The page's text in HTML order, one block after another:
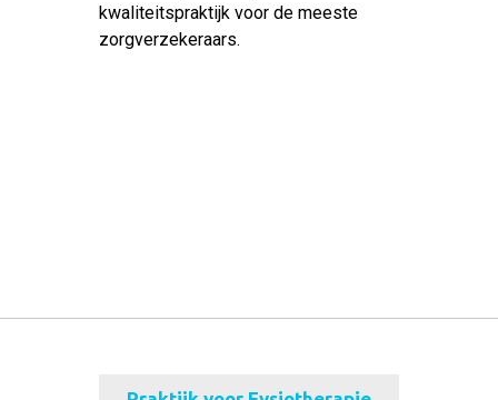
kwaliteitspraktijk voor de meeste
zorgverzekeraars.